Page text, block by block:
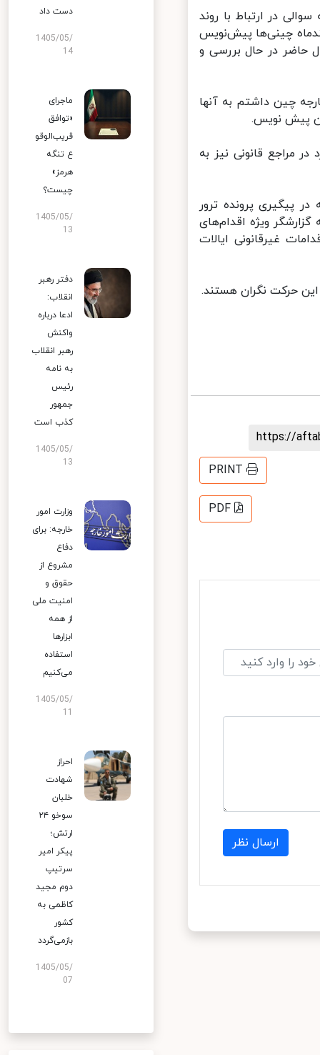
در ارتباط با روند
در اسفندماه چینی‌ها پیش‌نویس
حاضر در حال بررسی و
خارجه چین داشتم به آنها
پیش نویس.
مراجع قانونی نیز به
پیگیری پرونده ترور
ویژه اقدام‌های
غیرقانونی ایالات
حرکت نگران هستند.
https://
PRINT
PDF
ارسال نظر
دست داد
1405/05/
14
ماجرای
«توافق
قریب‌الوقو
ع تنگه
هرمز»
چیست؟
1405/05/
13
دفتر رهبر
انقلاب:
ادعا درباره
واکنش
رهبر انقلاب
به نامه
رئیس
جمهور
کذب است
1405/05/
13
وزارت امور
خارجه: برای
دفاع
مشروع از
حقوق و
امنیت ملی
از همه
ابزارها
استفاده
می‌کنیم
1405/05/
احراز
شهادت
خلبان
سوخو ۲۴
ارتش؛
پیکر امیر
سرتیپ
دوم مجید
کاظمی به
کشور
بازمی‌گردد
1405/05/
07